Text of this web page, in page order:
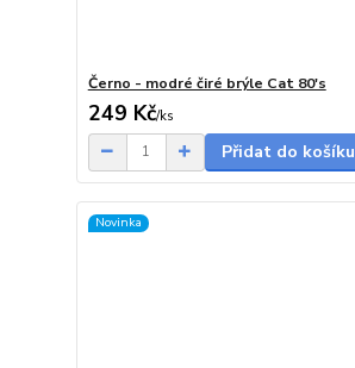
Černo - modré čiré brýle Cat 80's
249 Kč/ks
Přidat do košíku
Novinka